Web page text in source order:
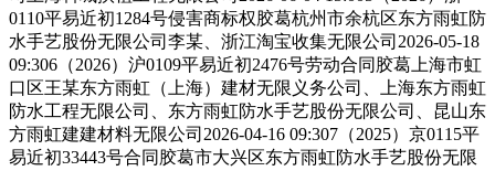
0110平易近初1284号侵害商标权胶葛杭州市余杭区东方雨虹防
水手艺股份无限公司李某、浙江淘宝收集无限公司2026-05-18
09:306（2026）沪0109平易近初2476号劳动合同胶葛上海市虹
口区王某东方雨虹（上海）建材无限义务公司、上海东方雨虹
防水工程无限公司、东方雨虹防水手艺股份无限公司、昆山东
方雨虹建建材料无限公司2026-04-16 09:307（2025）京0115平
易近初33443号合同胶葛市大兴区东方雨虹防水手艺股份无限